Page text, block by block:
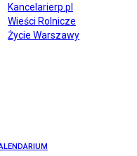
Kancelarierp.pl
Wieści Rolnicze
Życie Warszawy